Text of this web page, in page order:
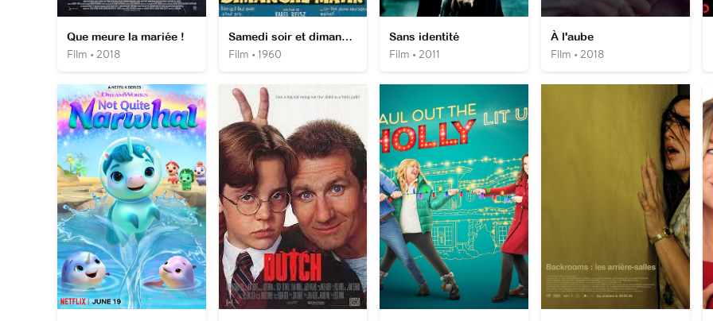
Que meure la mariée !
Film • 2018
Samedi soir et dimanche matin
Film • 1960
Sans identité
Film • 2011
À l'aube
Film • 2018